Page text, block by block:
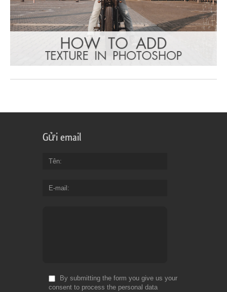
Gửi email
Tên
E-mail
By submitting the form you give us your
consent to process the personal data